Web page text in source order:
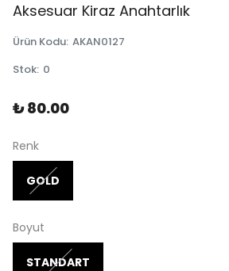
Aksesuar Kiraz Anahtarlık
Ürün Kodu: AKAN0127
Stok: 0
₺ 80.00
Renk
GOLD
Boyut
STANDART